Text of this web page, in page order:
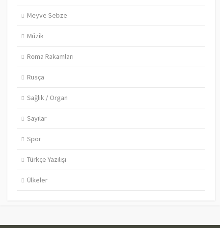
Meyve Sebze
Müzik
Roma Rakamları
Rusça
Sağlık / Organ
Sayılar
Spor
Türkçe Yazılışı
Ülkeler